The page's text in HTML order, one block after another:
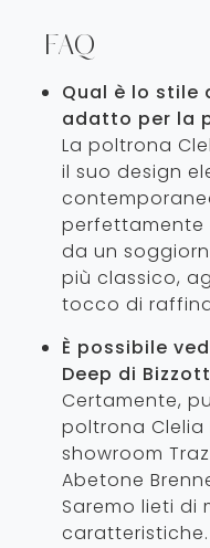
FAQ
Qual è lo stile
adatto per la
La poltrona
il suo design
perfettamente
da un
più classico,
tocco di
È possibile
Deep di
Certamente,
poltrona Clelia
showroom
Abetone
Saremo lieti di
caratteristiche.